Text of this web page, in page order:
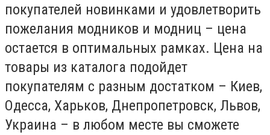
покупателей новинками и удовлетворить
пожелания модников и модниц – цена
остается в оптимальных рамках. Цена на
товары из каталога подойдет
покупателям с разным достатком – Киев,
Одесса, Харьков, Днепропетровск, Львов,
Украина – в любом месте вы сможете